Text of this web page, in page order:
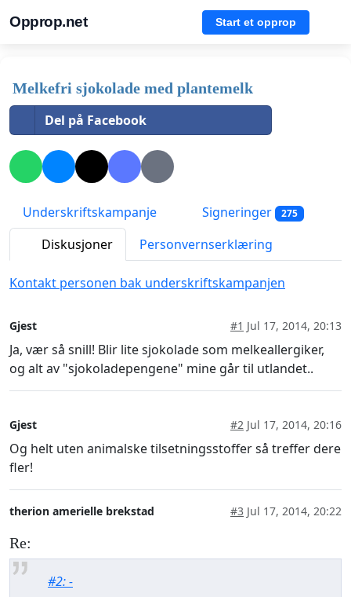
Opprop.net Start et opprop
Melkefri sjokolade med plantemelk
Del på Facebook
Underskriftskampanje Signeringer 275
Diskusjoner Personvernserklæring
Kontakt personen bak underskriftskampanjen
Gjest #1 Jul 17, 2014, 20:13
Ja, vær så snill! Blir lite sjokolade som melkeallergiker,
og alt av "sjokoladepengene" mine går til utlandet..
Gjest #2 Jul 17, 2014, 20:16
Og helt uten animalske tilsetningsstoffer så treffer dere
fler!
therion amerielle brekstad #3 Jul 17, 2014, 20:22
Re:
#2: -